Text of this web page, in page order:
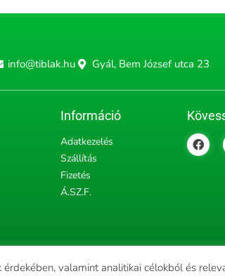
info@tiblak.hu Gyál, Bem József utca 23
Információ
Adatkezelés
Szállítás
Fizetés
Á.SZ.F.
F
a
c
reserved | Designed and Powered by
valamint analitikai célokból és